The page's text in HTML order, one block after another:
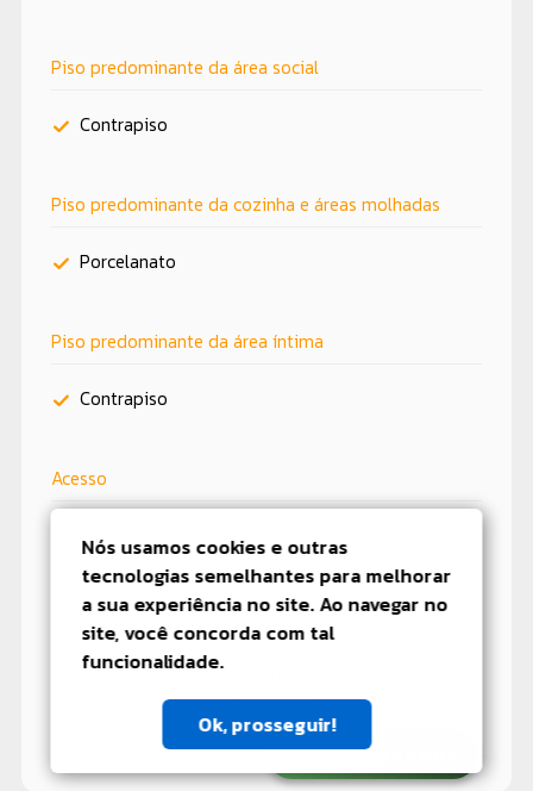
Fale com a gente
Piso predominante da área social
Contrapiso
Piso predominante da cozinha e áreas molhadas
Porcelanato
Piso predominante da área íntima
Contrapiso
Acesso
Entrada social
Acessórios e comodidades
Gás canalizado na cozinha
Gás canalizado nos banheiros
Nós usamos cookies e outras
tecnologias semelhantes para melhorar
a sua experiência no site. Ao navegar no
site, você concorda com tal
funcionalidade.
Ok, prosseguir!